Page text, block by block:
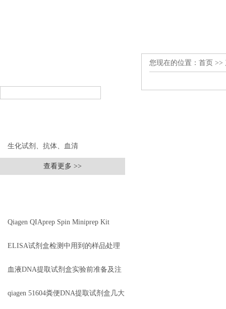
生化试剂、抗体、血清
查看更多 >>
Qiagen QIAprep Spin Miniprep Kit
27106
ELISA试剂盒检测中用到的样品处理
方法
血液DNA提取试剂盒实验前准备及注
意事项说明
qiagen 51604粪便DNA提取试剂盒几大
您现在的位置： 首页 >>